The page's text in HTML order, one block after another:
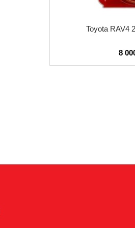
Toyota RAV4
8